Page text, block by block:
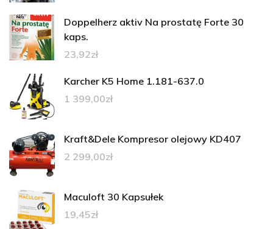
Doppelherz aktiv Na prostatę Forte 30
kaps.
23,92zł
Karcher K5 Home 1.181-637.0
1 399,00zł
Kraft&Dele Kompresor olejowy KD407
2 299,00zł
Maculoft 30 Kapsułek
19,45zł